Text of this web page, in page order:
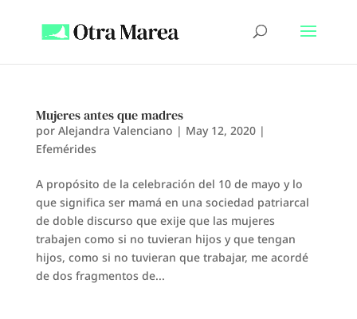
Mujeres antes que madres
por Alejandra Valenciano | May 12, 2020|
Efemérides
A propósito de la celebración del 10 de mayo y lo
que significa ser mamá en una sociedad patriarcal
de doble discurso que exije que las mujeres
trabajen como si no tuvieran hijos y que tengan
hijos, como si no tuvieran que trabajar, me acordé
de dos fragmentos de...